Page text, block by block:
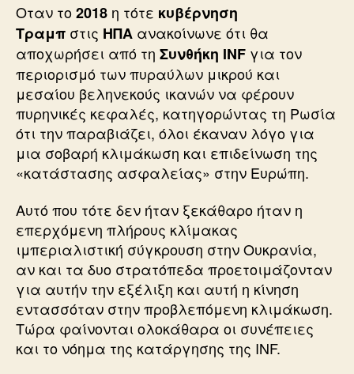
Οταν το2018 η τότε κυβέρνηση
Τραμπ στις ΗΠΑ ανακοίνωνε ότι θα
αποχωρήσει από τη Συνθήκη INF για τον
περιορισμό των πυραύλων μικρού και
μεσαίου βεληνεκούς ικανών να φέρουν
πυρηνικές κεφαλές, κατηγορώντας τη Ρωσία
ότι την παραβιάζει, όλοι έκαναν λόγο για
μια σοβαρή κλιμάκωση και επιδείνωση της
«κατάστασης ασφαλείας» στην Ευρώπη.
Αυτό που τότε δεν ήταν ξεκάθαρο ήταν η
επερχόμενη πλήρους κλίμακας
ιμπεριαλιστική σύγκρουση στην Ουκρανία,
αν και τα δυο στρατόπεδα προετοιμάζονταν
για αυτήν την εξέλιξη και αυτή η κίνηση
εντασσόταν στην προβλεπόμενη κλιμάκωση.
Τώρα φαίνονται ολοκάθαρα οι συνέπειες
και το νόημα της κατάργησης της INF.